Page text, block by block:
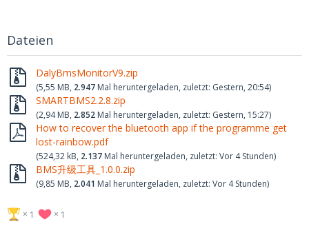
Dateien
DalyBmsMonitorV9.zip
(5,55 MB, 2.947 Mal heruntergeladen, zuletzt: Gestern, 20:54)
SMARTBMS2.2.8.zip
(2,94 MB, 2.852 Mal heruntergeladen, zuletzt: Gestern, 15:27)
How to recover the bluetooth app if the programme get
lost-rainbow.pdf
(524,32 kB, 2.137 Mal heruntergeladen, zuletzt: Vor 4 Stunden)
BMS升级工具_1.0.0.zip
(9,85 MB, 2.041 Mal heruntergeladen, zuletzt: Vor 4 Stunden)
1 1